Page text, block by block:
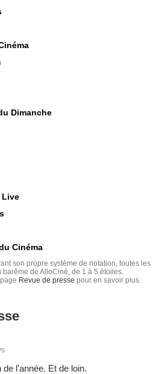
Dimanche
Live
Cinéma
son propre système de notation, toutes les
de AlloCiné, de 1 à 5 étoiles.
Revue de presse pour en savoir plus.
l'année. Et de loin.